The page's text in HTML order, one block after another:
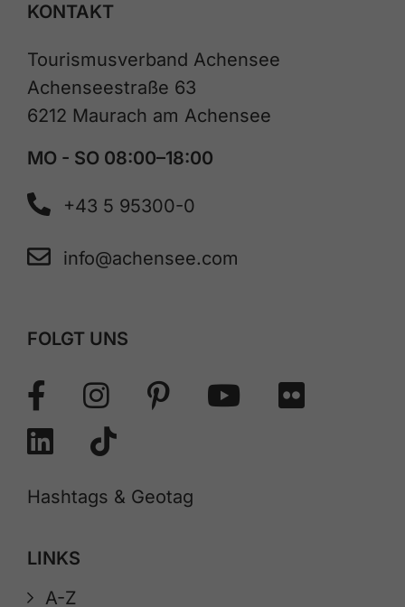
KONTAKT
Tourismusverband Achensee
Achenseestraße 63
6212 Maurach am Achensee
MO - SO 08:00–18:00
+43 5 95300-0
info@achensee.com
FOLGT UNS
Hashtags & Geotag
LINKS
A-Z